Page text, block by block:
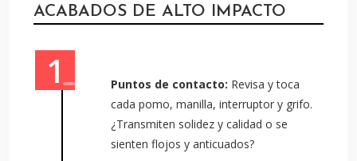
ACABADOS DE ALTO IMPACTO
Puntos de contacto: Revisa y toca
cada pomo, manilla, interruptor y grifo.
¿Transmiten solidez y calidad o se
sienten flojos y anticuados?